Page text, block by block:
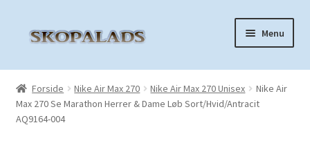
Menu
Forside
Nike Air Force 1
Forside Nike Air Max 270 Nike Air Max 270 Unisex
Nike Air
Max 270 Se Marathon Herrer & Dame Løb Sort/Hvid/Antracit
AQ9164-004